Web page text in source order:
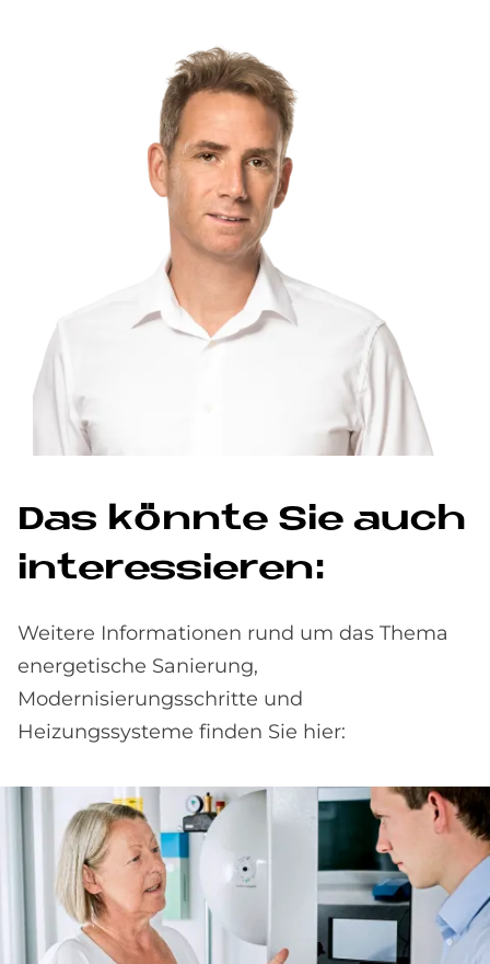
Das könn­te Sie auch
in­ter­es­sie­ren:
Weitere Informationen rund um das Thema
energetische Sanierung,
Modernisierungsschritte und
Heizungssysteme finden Sie hier: